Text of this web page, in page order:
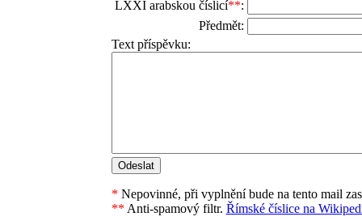
LXXI arabskou číslicí**:
Předmět:
Text příspěvku:
* Nepovinné, při vyplnění bude na tento mail
** Anti-spamový filtr. Římské číslice na